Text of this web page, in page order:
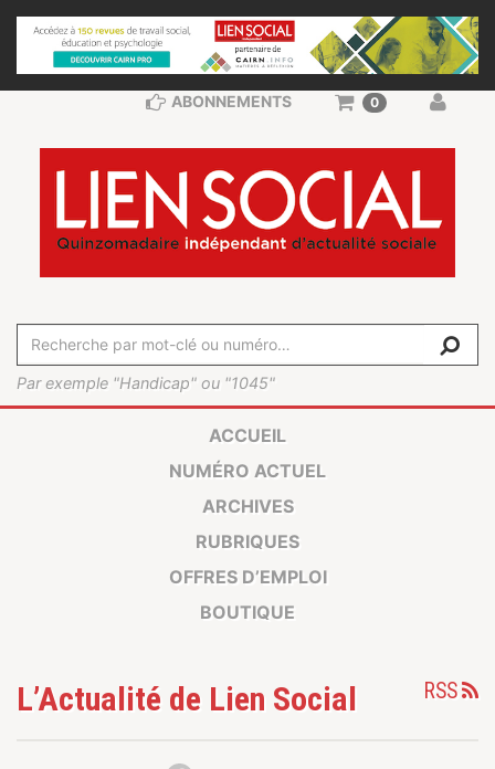
Par exemple "Handicap" ou "1045"
ABONNEMENTS 0
ACCUEIL
NUMÉRO ACTUEL
ARCHIVES
RUBRIQUES
OFFRES D’EMPLOI
BOUTIQUE
L’Actualité de Lien Social RSS